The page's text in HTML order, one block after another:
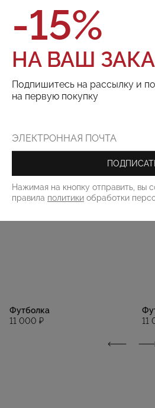
Поделиться:
Футболка
11 000 ₽
11
-15%
НА ВАШ
Подпишитесь на рассылку и
на первую покупку
Нажимая на кнопку отправить, вы
правила политики обработки